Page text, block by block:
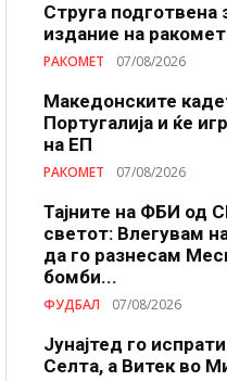
Струга подготвена
издание на
РАКОМЕТ 07/08/2026
Македонските
Португалија и ќе
на ЕП
РАКОМЕТ 07/08/2026
Тајните на ФБИ од
светот: Влегувам
да го разнесам
бомби...
ФУДБАЛ 07/08/2026
Јунајтед го
Селта, а Витек во